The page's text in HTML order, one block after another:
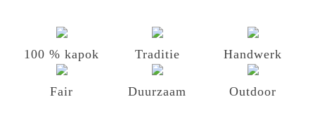
100 % kapok Traditie Handwerk
Fair Duurzaam Outdoor